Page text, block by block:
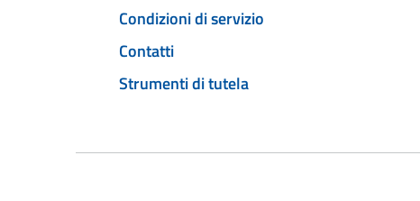
Condizioni di servizio
Contatti
Strumenti di tutela